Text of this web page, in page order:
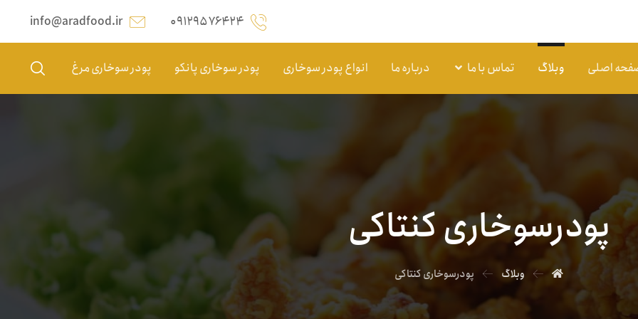
info@aradfood.ir ۰۹۱۲۹۵۷۶۴۲۴
اصلی وبلاگ تماس با ما درباره ما انواع پودر سوخاری پودر سوخاری پانکو پودر سوخاری مرغ
پودرسوخاری کنتاکی
وبلاگ پودرسوخاری کنتاکی